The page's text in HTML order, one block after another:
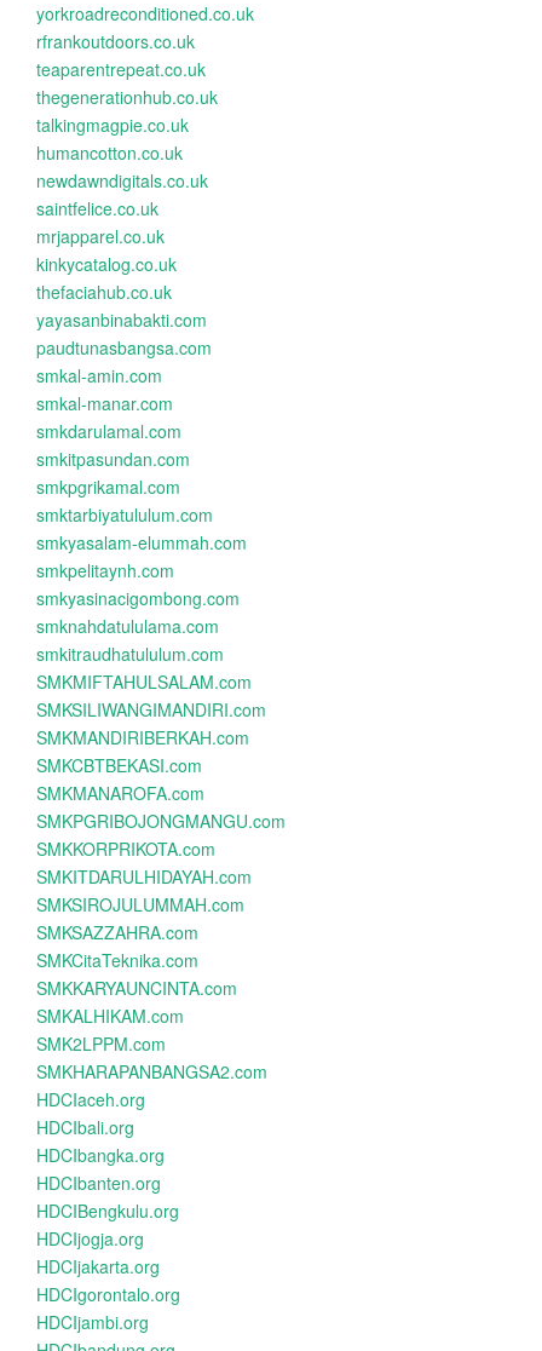
yorkroadreconditioned.co.uk
rfrankoutdoors.co.uk
teaparentrepeat.co.uk
thegenerationhub.co.uk
talkingmagpie.co.uk
humancotton.co.uk
newdawndigitals.co.uk
saintfelice.co.uk
mrjapparel.co.uk
kinkycatalog.co.uk
thefaciahub.co.uk
yayasanbinabakti.com
paudtunasbangsa.com
smkal-amin.com
smkal-manar.com
smkdarulamal.com
smkitpasundan.com
smkpgrikamal.com
smktarbiyatululum.com
smkyasalam-elummah.com
smkpelitaynh.com
smkyasinacigombong.com
smknahdatululama.com
smkitraudhatululum.com
SMKMIFTAHULSALAM.com
SMKSILIWANGIMANDIRI.com
SMKMANDIRIBERKAH.com
SMKCBTBEKASI.com
SMKMANAROFA.com
SMKPGRIBOJONGMANGU.com
SMKKORPRIKOTA.com
SMKITDARULHIDAYAH.com
SMKSIROJULUMMAH.com
SMKSAZZAHRA.com
SMKCitaTeknika.com
SMKKARYAUNCINTA.com
SMKALHIKAM.com
SMK2LPPM.com
SMKHARAPANBANGSA2.com
HDCIaceh.org
HDCIbali.org
HDCIbangka.org
HDCIbanten.org
HDCIBengkulu.org
HDCIjogja.org
HDCIjakarta.org
HDCIgorontalo.org
HDCIjambi.org